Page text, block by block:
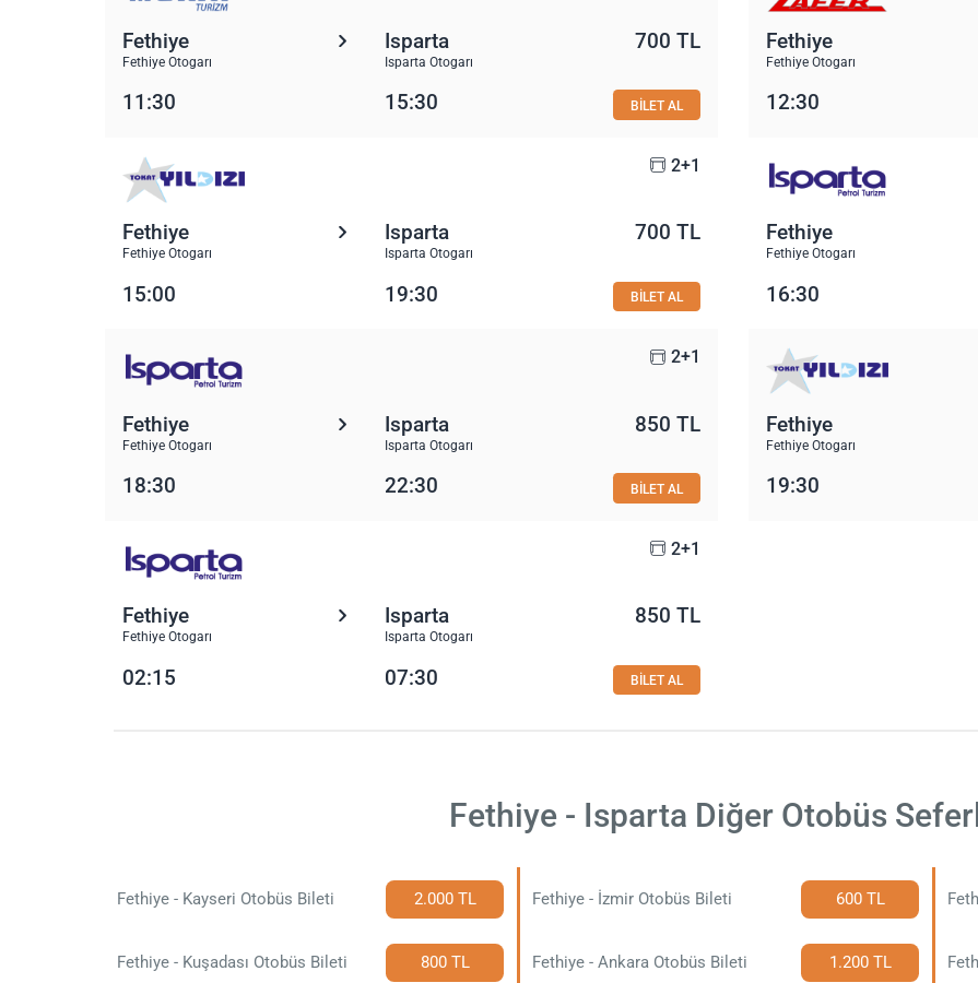
Fethiye
Fethiye Otogarı
Isparta
Isparta Otogarı
700 TL
11:30 15:30 BİLET AL
Fethiye
Fethiye Otogarı
12:30
2+1
Fethiye
Fethiye Otogarı
Isparta
Isparta Otogarı
700 TL
15:00 19:30 BİLET AL
Fethiye
Fethiye Otogarı
16:30
2+1
Fethiye
Fethiye Otogarı
Isparta
Isparta Otogarı
850 TL
18:30 22:30 BİLET AL
Fethiye
Fethiye Otogarı
19:30
2+1
Fethiye
Fethiye Otogarı
Isparta
Isparta Otogarı
850 TL
02:15 07:30 BİLET AL
Fethiye - Isparta Diğer Otobüs
Fethiye - Kayseri Otobüs Bileti 2.000 TL Fethiye - İzmir Otobüs Bileti 600 TL
Fethiye - Kuşadası Otobüs Bileti 800 TL Fethiye - Ankara Otobüs Bileti 1.200 TL